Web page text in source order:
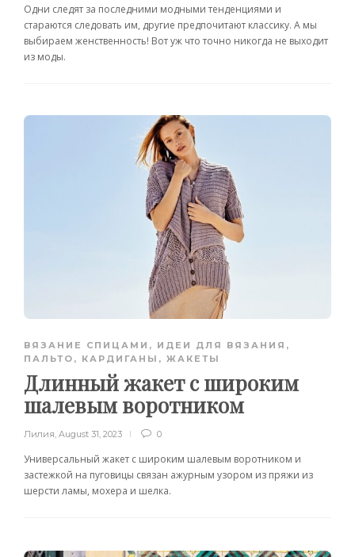
Одни следят за последними модными тенденциями и
стараются следовать им, другие предпочитают классику. А мы
выбираем женственность! Вот уж что точно никогда не выходит
из моды.
ВЯЗАНИЕ СПИЦАМИ , ИДЕИ ДЛЯ ВЯЗАНИЯ ,
ПАЛЬТО, КАРДИГАНЫ, ЖАКЕТЫ
Длинный жакет с широким
шалевым воротником
Лилия, August 31, 2023 0
Универсальный жакет с широким шалевым воротником и
застежкой на пуговицы связан ажурным узором из пряжи из
шерсти ламы, мохера и шелка.